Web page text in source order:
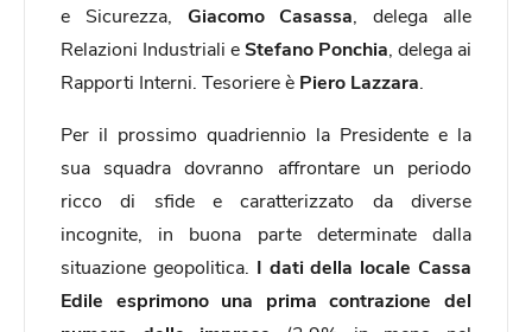
e Sicurezza, Giacomo Casassa , delega alle
Relazioni Industriali eStefano Ponchia , delega ai
Rapporti Interni. Tesoriere è Piero Lazzara
Per il prossimo quadriennio la Presidente e la
sua squadra dovranno affrontare un periodo
ricco di sfide e caratterizzato da diverse
incognite, in buona parte determinate dalla
situazione geopolitica. I dati della locale Cassa
Edile esprimono una prima contrazione del